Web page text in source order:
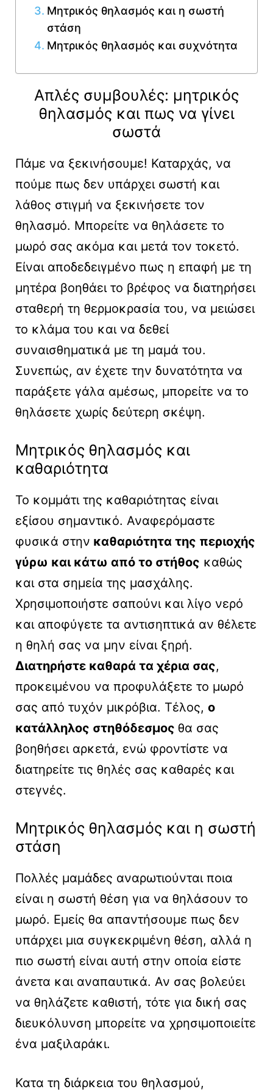
Μητρικός θηλασμός και η σωστή
στάση
Μητρικός θηλασμός και συχνότητα
Απλές συμβουλές: μητρικός
θηλασμός και πως να γίνει
σωστά
Πάμε να ξεκινήσουμε! Καταρχάς, να
πούμε πως δεν υπάρχει σωστή και
λάθος στιγμή να ξεκινήσετε τον
θηλασμό. Μπορείτε να θηλάσετε το
μωρό σας ακόμα και μετά τον τοκετό.
Είναι αποδεδειγμένο πως η επαφή με τη
μητέρα βοηθάει το βρέφος να διατηρήσει
σταθερή τη θερμοκρασία του, να μειώσει
το κλάμα του και να δεθεί
συναισθηματικά με τη μαμά του.
Συνεπώς, αν έχετε την δυνατότητα να
παράξετε γάλα αμέσως, μπορείτε να το
θηλάσετε χωρίς δεύτερη σκέψη.
Μητρικός θηλασμός και
καθαριότητα
Το κομμάτι της καθαριότητας είναι
εξίσου σημαντικό. Αναφερόμαστε
φυσικά στην καθαριότητα της περιοχής
γύρω και κάτω από το στήθος καθώς
και στα σημεία της μασχάλης.
Χρησιμοποιήστε σαπούνι και λίγο νερό
και αποφύγετε τα αντισηπτικά αν θέλετε
η θηλή σας να μην είναι ξηρή.
Διατηρήστε καθαρά τα χέρια σας,
προκειμένου να προφυλάξετε το μωρό
σας από τυχόν μικρόβια. Τέλος, ο
κατάλληλος στηθόδεσμος θα σας
βοηθήσει αρκετά, ενώ φροντίστε να
διατηρείτε τις θηλές σας καθαρές και
στεγνές.
Μητρικός θηλασμός και η σωστή
στάση
Πολλές μαμάδες αναρωτιούνται ποια
είναι η σωστή θέση για να θηλάσουν το
μωρό. Εμείς θα απαντήσουμε πως δεν
υπάρχει μια συγκεκριμένη θέση, αλλά η
πιο σωστή είναι αυτή στην οποία είστε
άνετα και αναπαυτικά. Αν σας βολεύει
να θηλάζετε καθιστή, τότε για δική σας
διευκόλυνση μπορείτε να χρησιμοποιείτε
ένα μαξιλαράκι.
Κατα τη διάρκεια του θηλασμού,